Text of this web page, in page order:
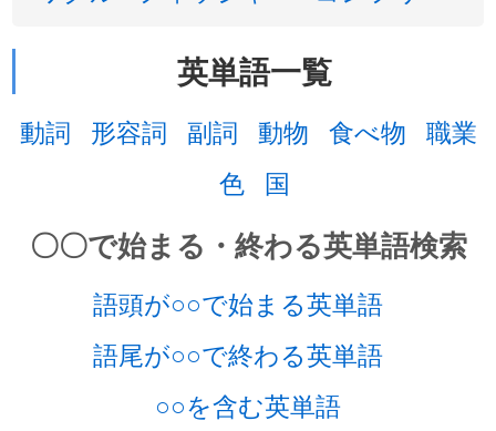
英単語一覧
動詞 形容詞 副詞 動物 食べ物 職業
色 国
〇〇で始まる・終わる英単語検索
語頭が○○で始まる英単語
語尾が○○で終わる英単語
○○を含む英単語